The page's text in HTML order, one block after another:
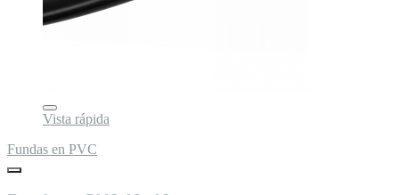
Vista rápida
Fundas en PVC